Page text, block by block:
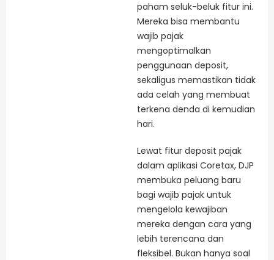
paham seluk-beluk fitur ini.
Mereka bisa membantu
wajib pajak
mengoptimalkan
penggunaan deposit,
sekaligus memastikan tidak
ada celah yang membuat
terkena denda di kemudian
hari.
Lewat fitur deposit pajak
dalam aplikasi Coretax, DJP
membuka peluang baru
bagi wajib pajak untuk
mengelola kewajiban
mereka dengan cara yang
lebih terencana dan
fleksibel. Bukan hanya soal